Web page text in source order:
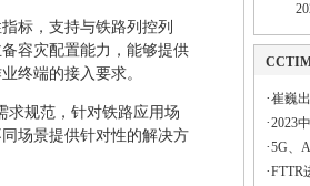
标，支持与铁路列控列
容灾配置能力，能够提供
终端的接入要求。
求规范，针对铁路应用场
场景提供针对性的解决方
·崔巍
·2023
·5G、
·FTTR